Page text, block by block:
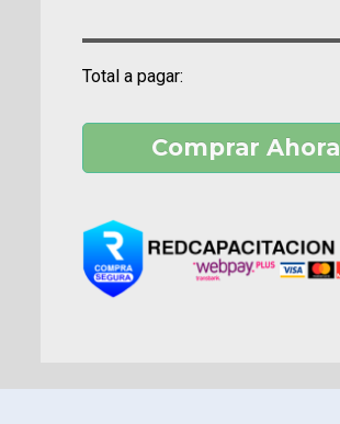
Total a pagar:
Comprar Ahora